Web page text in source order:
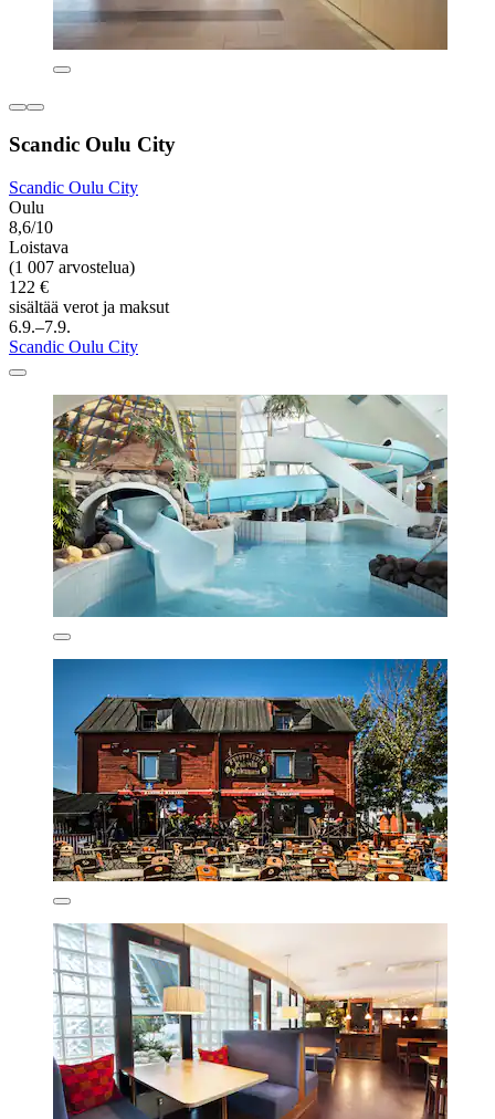
Scandic Oulu City
Scandic Oulu City
Oulu
8,6/10
Loistava
(1 007 arvostelua)
122 €
sisältää verot ja maksut
6.9.–7.9.
Scandic Oulu City